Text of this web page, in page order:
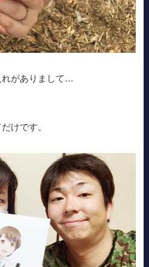
れがありまして…
けです。